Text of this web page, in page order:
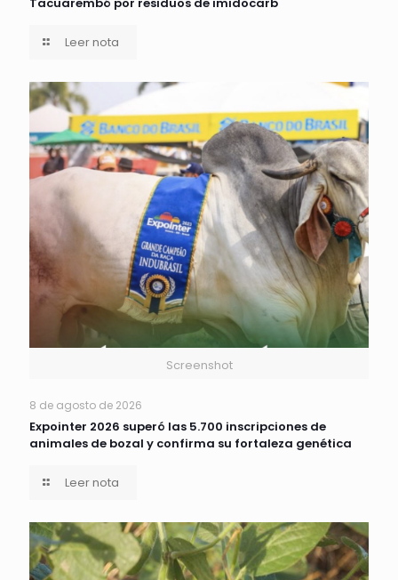
Tacuarembó por residuos de imidocarb
Leer nota
Screenshot
8 de agosto de 2026
Expointer 2026 superó las 5.700 inscripciones de
animales de bozal y confirma su fortaleza genética
Leer nota